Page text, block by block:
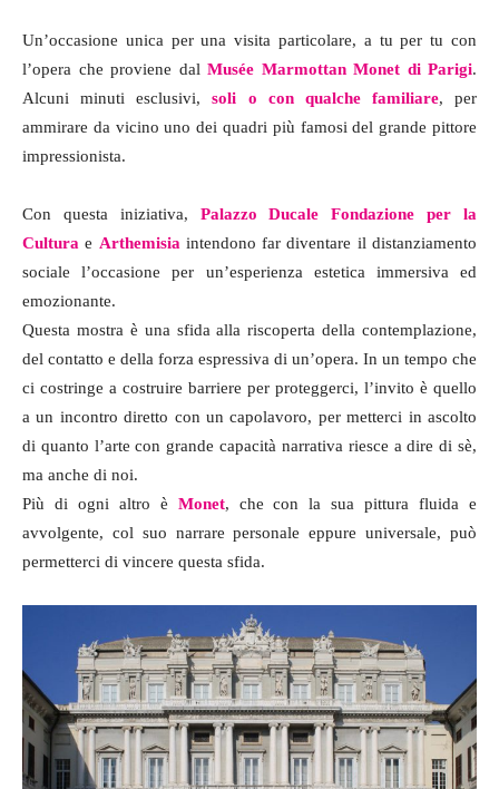
Un’occasione unica per una visita particolare, a tu per tu con
l’opera che proviene dal Musée Marmottan Monet di Parigi.
Alcuni minuti esclusivi,soli o con qualche familiare, per
ammirare da vicino uno dei quadri più famosi del grande pittore
impressionista.
Con questa iniziativa, Palazzo Ducale Fondazione per la
Cultura e Arthemisia intendono far diventare il distanziamento
sociale l’occasione per un’esperienza estetica immersiva ed
emozionante.
Questa mostra è una sfida alla riscoperta della contemplazione,
del contatto e della forza espressiva di un’opera. In un tempo che
ci costringe a costruire barriere per proteggerci, l’invito è quello
a un incontro diretto con un capolavoro, per metterci in ascolto
di quanto l’arte con grande capacità narrativa riesce a dire di sè,
ma anche di noi.
Più di ogni altro è Monet, che con la sua pittura fluida e
avvolgente, col suo narrare personale eppure universale, può
permetterci di vincere questa sfida.